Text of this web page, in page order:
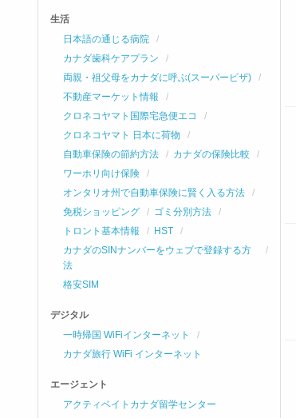
生活
日本語の通じる病院
カナダ歯科ケアプラン
両親・祖父母をカナダに呼ぶ(スーパービザ)
不動産マーケット情報
クロネコヤマト国際宅急便エコ
クロネコヤマト 日本に荷物
自動車保険の節約方法
カナダの保険比較
ワーホリ向け保険
オンタリオ州で自動車保険に賢く入る方法
免税ショッピング
ゴミ分別方法
トロント基本情報
HST
カナダのSINナンバーをウェブで登録する方
法
格安SIM
デジタル
一時帰国 WiFiインターネット
カナダ旅行 WiFi インターネット
エージェント
アクティベイトカナダ留学センター